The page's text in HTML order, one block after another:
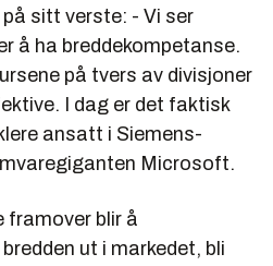
sitt verste: - Vi ser
å ha breddekompetanse.
på tvers av divisjoner
I dag er det faktisk
ansatt i Siemens-
Microsoft.
framover blir å
ut i markedet, bli